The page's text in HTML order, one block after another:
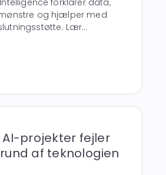
og hjælper med
Lær...
AI-projekter fejler
af teknologien